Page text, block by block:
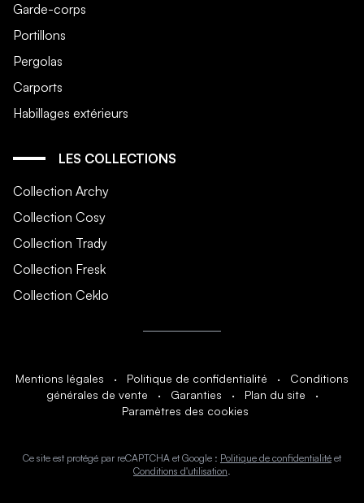
Garde-corps
Portillons
Pergolas
Carports
Habillages extérieurs
LES COLLECTIONS
Collection Archy
Collection Cosy
Collection Trady
Collection Fresk
Collection Ceklo
Mentions légales · Politique de confidentialité ·
Conditions
générales de vente
· Garanties · Plan du site
·
Paramètres des cookies
Ce site est protégé par reCAPTCHA et Google : Politique de confidentialité et
Conditions d'utilisation.